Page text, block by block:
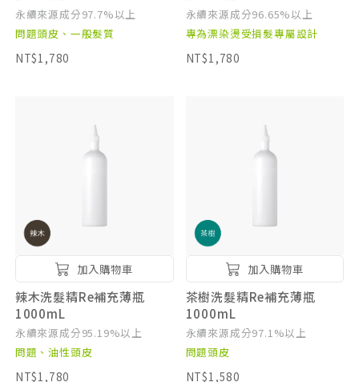
永續來源成分97.7%以上
問題頭皮、一般髮質
NT$1,780
永續來源成分96.65%以上
專為漂染燙受損髮專屬設計
NT$1,780
加入購物車
辣木洗髮精Re補充薄瓶
1000mL
永續來源成分95.19%以上
問題、油性頭皮
NT$1,780
加入購物車
茶樹洗髮精Re補充薄瓶
1000mL
永續來源成分97.1%以上
問題頭皮
NT$1,580